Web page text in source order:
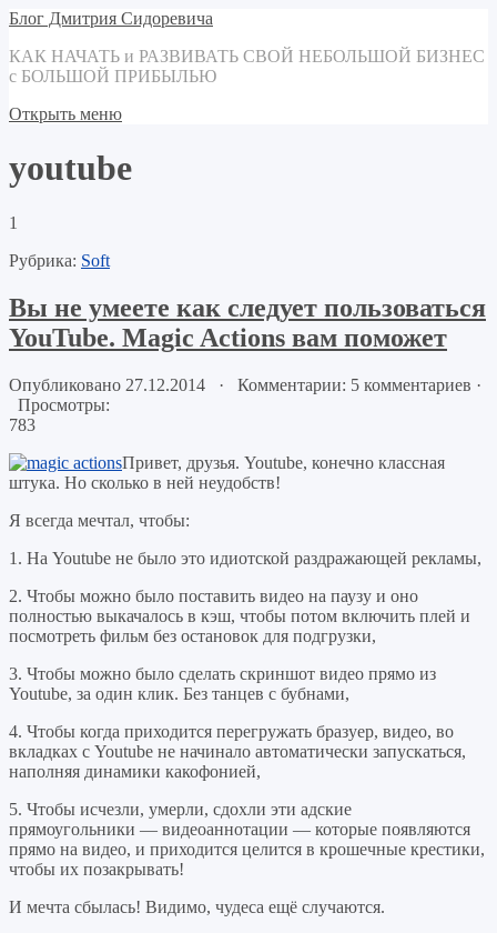
Блог Дмитрия Сидоревича
КАК НАЧАТЬ и РАЗВИВАТЬ СВОЙ НЕБОЛЬШОЙ БИЗНЕС
с БОЛЬШОЙ ПРИБЫЛЬЮ
Открыть меню
youtube
1
Рубрика: Soft
Вы не умеете как следует пользоваться
YouTube. Magic Actions вам поможет
Опубликовано 27.12.2014 · Комментарии: 5 комментариев ·
Просмотры:
783
Привет, друзья. Youtube, конечно классная
штука. Но сколько в ней неудобств!
Я всегда мечтал, чтобы:
1. На Youtube не было это идиотской раздражающей рекламы,
2. Чтобы можно было поставить видео на паузу и оно
полностью выкачалось в кэш, чтобы потом включить плей и
посмотреть фильм без остановок для подгрузки,
3. Чтобы можно было сделать скриншот видео прямо из
Youtube, за один клик. Без танцев с бубнами,
4. Чтобы когда приходится перегружать бразуер, видео, во
вкладках с Youtube не начинало автоматически запускаться,
наполняя динамики какофонией,
5. Чтобы исчезли, умерли, сдохли эти адские
прямоугольники — видеоаннотации — которые появляются
прямо на видео, и приходится целится в крошечные крестики,
чтобы их позакрывать!
И мечта сбылась! Видимо, чудеса ещё случаются.